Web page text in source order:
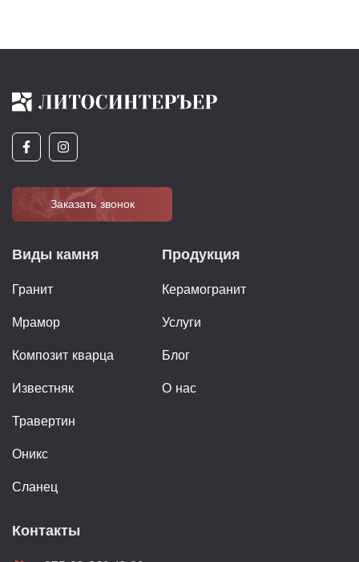
Заказать звонок
Виды камня
Гранит
Мрамор
Композит кварца
Известняк
Травертин
Оникс
Сланец
Продукция
Керамогранит
Услуги
Блог
О нас
Контакты